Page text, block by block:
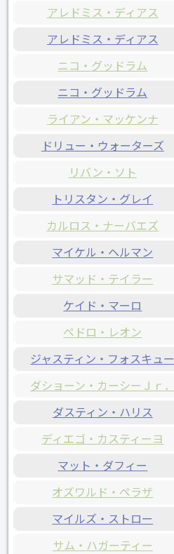
アレドミス・ディアス
アレドミス・ディアス
ニコ・グッドラム
ニコ・グッドラム
ライアン・マッケンナ
ドリュー・ウォーターズ
リバン・ソト
トリスタン・グレイ
カルロス・ナーバエズ
マイケル・ヘルマン
サマッド・テイラー
ケイド・マーロ
ペドロ・レオン
ジャスティン・フォスキュー
ダショーン・カーシーＪｒ．
ダスティン・ハリス
ディエゴ・カスティーヨ
マット・ダフィー
オズワルド・ペラザ
マイルズ・ストロー
サム・ハガーティー